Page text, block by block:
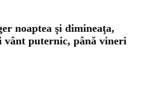
noaptea şi dimineaţa,
puternic, până vineri